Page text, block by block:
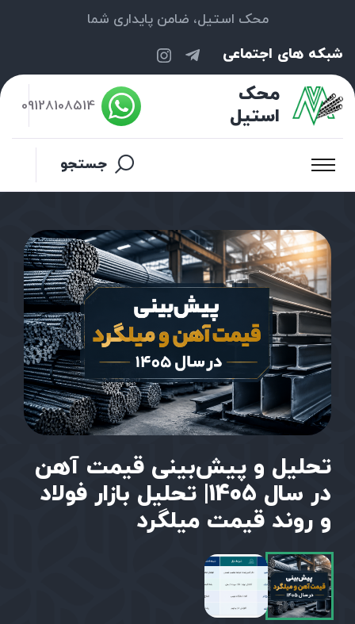
محک استیل، ضامن پایداری شما
شبکه های اجتماعی
محک
استیل
09128108514
جستجو
تحلیل و پیش‌بینی قیمت آهن
در سال 1405| تحلیل بازار فولاد
و روند قیمت میلگرد